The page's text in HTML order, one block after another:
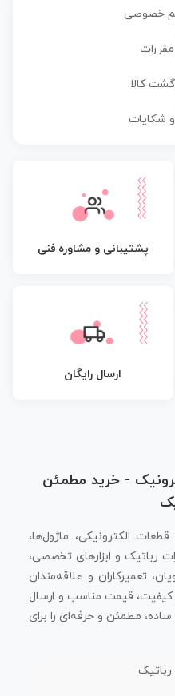
خصوصی
کالا
و شکایات
پشتیبانی و مشاوره فنی
ارسال رایگان
- خرید مطمئن
الکترونیکی، ماژول‌ها،
رباتیک و ابزارهای تخصصی،
تعمیرکاران و علاقه‌مندان
کیفیت، قیمت مناسب و ارسال
مطمئن و حرفه‌ای را برای